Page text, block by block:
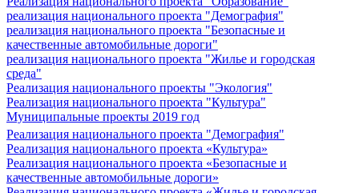
реализация национального проекта "Демография"
реализация национального проекта "Безопасные и
качественные автомобильные дороги"
реализация национального проекта "Жилье и городская
среда"
Реализация национального проекты "Экология"
Реализация национального проекта "Культура"
Муниципальные проекты 2019 год
Реализация национального проекта "Демография"
Реализация национального проекта «Культура»
Реализация национального проекта «Безопасные и
качественные автомобильные дороги»